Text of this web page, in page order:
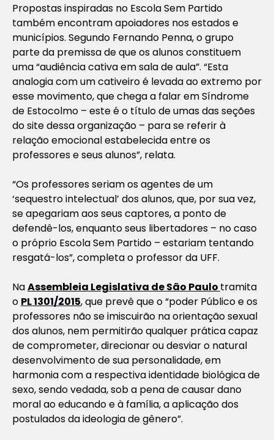
Propostas inspiradas no Escola Sem Partido
também encontram apoiadores nos estados e
municípios. Segundo Fernando Penna, o grupo
parte da premissa de que os alunos constituem
uma “audiência cativa em sala de aula”. “Esta
analogia com um cativeiro é levada ao extremo por
esse movimento, que chega a falar em Síndrome
de Estocolmo – este é o título de umas das seções
do site dessa organização – para se referir à
relação emocional estabelecida entre os
professores e seus alunos”, relata.
“Os professores seriam os agentes de um
‘sequestro intelectual’ dos alunos, que, por sua vez,
se apegariam aos seus captores, a ponto de
defendê-los, enquanto seus libertadores – no caso
o próprio Escola Sem Partido – estariam tentando
resgatá-los”, completa o professor da UFF.
NaAssembleia Legislativa de São Paulo tramita
o PL 1301/2015, que prevê que o “poder Público e os
professores não se imiscuirão na orientação sexual
dos alunos, nem permitirão qualquer prática capaz
de comprometer, direcionar ou desviar o natural
desenvolvimento de sua personalidade, em
harmonia com a respectiva identidade biológica de
sexo, sendo vedada, sob a pena de causar dano
moral ao educando e à família, a aplicação dos
postulados da ideologia de gênero”.